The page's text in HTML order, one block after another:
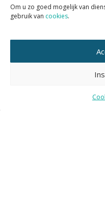
Om u zo goed mogelijk van
gebruik van cookies.
Abonneer je dan op de
Actueel.